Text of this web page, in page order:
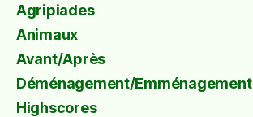
Agripiades
Animaux
Avant/Après
Déménagement/Emménagement
Highscores